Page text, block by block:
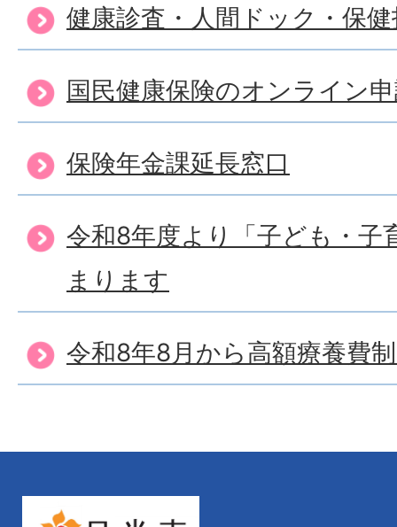
健康診査・人間ドック・保
国民健康保険のオンライン
保険年金課延長窓口
令和8年度より「子ども・子
まります
令和8年8月から高額療養費